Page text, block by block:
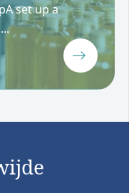
set up a